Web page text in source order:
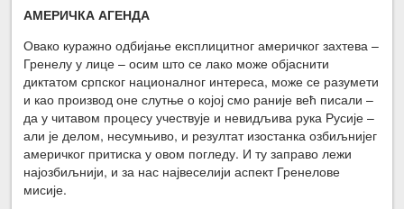
АМЕРИЧКА АГЕНДА
Овако куражно одбијање експлицитног америчког захтева –
Гренелу у лице – осим што се лако може објаснити
диктатом српског националног интереса, може се разумети
и као производ оне слутње о којој смо раније већ писали –
да у читавом процесу учествује и невидљива рука Русије –
али је делом, несумњиво, и резултат изостанка озбиљнијег
америчког притиска у овом погледу. И ту заправо лежи
најозбиљнији, и за нас највеселији аспект Гренелове
мисије.